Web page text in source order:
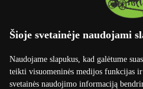
Šioje svetainėje naudojami
Naudojame slapukus, kad galėtume
teikti visuomeninės medijos funkcijas
svetainės naudojimo informaciją